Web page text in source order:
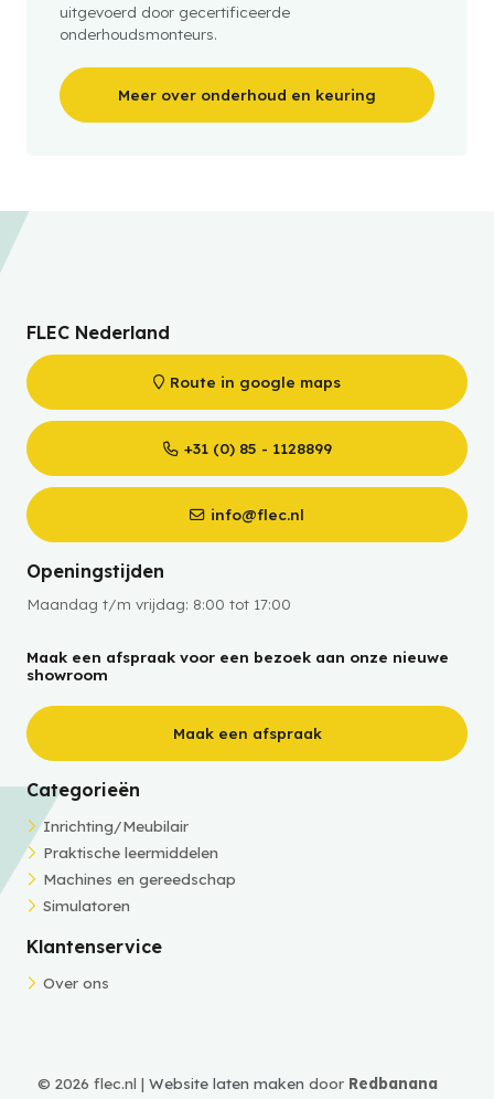
uitgevoerd door gecertificeerde
onderhoudsmonteurs.
Meer over onderhoud en keuring
FLEC Nederland
Route in google maps
+31 (0) 85 - 1128899
info@flec.nl
Openingstijden
Maandag t/m vrijdag: 8:00 tot 17:00
Maak een afspraak voor een bezoek aan onze nieuwe
showroom
Maak een afspraak
Categorieën
Inrichting/Meubilair
Praktische leermiddelen
Machines en gereedschap
Simulatoren
Klantenservice
Over ons
© 2026 flec.nl | Website laten maken door Redbanana